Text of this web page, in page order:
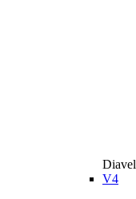
Diavel
V4